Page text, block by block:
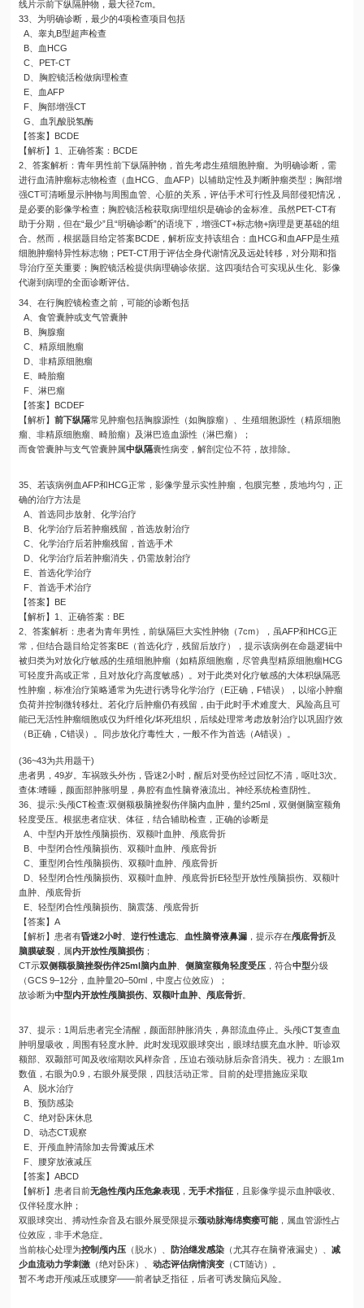
线片示前下纵隔肿物，最大径7cm。
33、为明确诊断，最少的4项检查项目包括
A、睾丸B型超声检查
B、血HCG
C、PET-CT
D、胸腔镜活检做病理检查
E、血AFP
F、胸部增强CT
G、血乳酸脱氢酶
【答案】BCDE
【解析】1、正确答案：BCDE
2、答案解析：青年男性前下纵隔肿物，首先考虑生殖细胞肿瘤。为明确诊断，需
进行血清肿瘤标志物检查（血HCG、血AFP）以辅助定性及判断肿瘤类型；胸部增
强CT可清晰显示肿物与周围血管、心脏的关系，评估手术可行性及局部侵犯情况，
是必要的影像学检查；胸腔镜活检获取病理组织是确诊的金标准。虽然PET-CT有
助于分期，但在“最少”且“明确诊断”的语境下，增强CT+标志物+病理是更基础的组
合。然而，根据题目给定答案BCDE，解析应支持该组合：血HCG和血AFP是生殖
细胞肿瘤特异性标志物；PET-CT用于评估全身代谢情况及远处转移，对分期和指
导治疗至关重要；胸腔镜活检提供病理确诊依据。这四项结合可实现从生化、影像
代谢到病理的全面诊断评估。
34、在行胸腔镜检查之前，可能的诊断包括
A、食管囊肿或支气管囊肿
B、胸腺瘤
C、精原细胞瘤
D、非精原细胞瘤
E、畸胎瘤
F、淋巴瘤
【答案】BCDEF
【解析】前下纵隔常见肿瘤包括胸腺源性（如胸腺瘤）、生殖细胞源性（精原细胞
瘤、非精原细胞瘤、畸胎瘤）及淋巴造血源性（淋巴瘤）；
而食管囊肿与支气管囊肿属中纵隔囊性病变，解剖定位不符，故排除。
35、若该病例血AFP和HCG正常，影像学显示实性肿瘤，包膜完整，质地均匀，正
确的治疗方法是
A、首选同步放射、化学治疗
B、化学治疗后若肿瘤残留，首选放射治疗
C、化学治疗后若肿瘤残留，首选手术
D、化学治疗后若肿瘤消失，仍需放射治疗
E、首选化学治疗
F、首选手术治疗
【答案】BE
【解析】1、正确答案：BE
2、答案解析：患者为青年男性，前纵隔巨大实性肿物（7cm），虽AFP和HCG正
常，但结合题目给定答案BE（首选化疗，残留后放疗），提示该病例在命题逻辑中
被归类为对放化疗敏感的生殖细胞肿瘤（如精原细胞瘤，尽管典型精原细胞瘤HCG
可轻度升高或正常，且对放化疗高度敏感）。对于此类对化疗敏感的大体积纵隔恶
性肿瘤，标准治疗策略通常为先进行诱导化学治疗（E正确，F错误），以缩小肿瘤
负荷并控制微转移灶。若化疗后肿瘤仍有残留，由于此时手术难度大、风险高且可
能已无活性肿瘤细胞或仅为纤维化/坏死组织，后续处理常考虑放射治疗以巩固疗效
（B正确，C错误）。同步放化疗毒性大，一般不作为首选（A错误）。
(36~43为共用题干)
患者男，49岁。车祸致头外伤，昏迷2小时，醒后对受伤经过回忆不清，呕吐3次。
查体:嗜睡，颜面部肿胀明显，鼻腔有血性脑脊液流出。神经系统检查阴性。
36、提示:头颅CT检查:双侧额极脑挫裂伤伴脑内血肿，量约25ml，双侧侧脑室额角
轻度受压。根据患者症状、体征，结合辅助检查，正确的诊断是
A、中型内开放性颅脑损伤、双额叶血肿、颅底骨折
B、中型闭合性颅脑损伤、双额叶血肿、颅底骨折
C、重型闭合性颅脑损伤、双额叶血肿、颅底骨折
D、轻型闭合性颅脑损伤、双额叶血肿、颅底骨折E轻型开放性颅脑损伤、双额叶
血肿、颅底骨折
E、轻型闭合性颅脑损伤、脑震荡、颅底骨折
【答案】A
【解析】患者有昏迷2小时、逆行性遗忘 血性脑脊液鼻漏 ，提示存在颅底骨折及
脑膜破裂 ，属内开放性颅脑损伤 ；
CT示双侧额极脑挫裂伤伴25ml脑内血肿 、侧脑室额角轻度受压 ，符合中型分级
（GCS 9–12分，血肿量20–50ml，中度占位效应）；
故诊断为中型内开放性颅脑损伤、双额叶血肿、颅底骨折
37、提示：1周后患者完全清醒，颜面部肿胀消失，鼻部流血停止。头颅CT复查血
肿明显吸收，周围有轻度水肿。此时发现双眼球突出，眼球结膜充血水肿。听诊双
额部、双颞部可闻及收缩期吹风样杂音，压迫右颈动脉后杂音消失。视力：左眼1m
数值，右眼为0.9，右眼外展受限，四肢活动正常。目前的处理措施应采取
A、脱水治疗
B、预防感染
C、绝对卧床休息
D、动态CT观察
E、开颅血肿清除加去骨瓣减压术
F、腰穿放液减压
【答案】ABCD
【解析】患者目前无急性颅内压危象表现，无手术指征 ，且影像学提示血肿吸收、
仅伴轻度水肿；
双眼球突出、搏动性杂音及右眼外展受限提示颈动脉海绵窦瘘可能，属血管源性占
位效应，非手术急症。
当前核心处理为控制颅内压 （脱水）、 防治继发感染 （尤其存在脑脊液漏史）、减
少血流动力学刺激 （绝对卧床）、动态评估病情演变 （CT随访）。
暂不考虑开颅减压或腰穿——前者缺乏指征，后者可诱发脑疝风险。